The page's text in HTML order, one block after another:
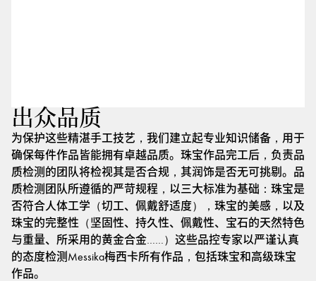
出众品质
为保护这些精湛手工技艺，我们建立起专业知识储备，用于
确保每件作品皆能拥有卓越品质。珠宝作品完工后，负责品
质检测的团队将检视其是否合规，其润饰是否无可挑剔。品
质检测团队所遵循的严苛规程，以三大标准为基础：珠宝是
否符合人体工学（切工、佩戴舒适度），珠宝的美感，以及
珠宝的完整性（坚固性、持久性、佩戴性、宝石的天然特色
与重量、所采用的黄金合金……）这些品控专家以严谨认真
的态度检测Messika梅西卡所有作品，包括珠宝和高级珠宝
作品。